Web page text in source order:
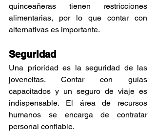
quinceañeras tienen restricciones
alimentarias, por lo que contar con
alternativas es importante.
Seguridad
Una prioridad es la seguridad de las
jovencitas. Contar con guías
capacitados y un seguro de viaje es
indispensable. El área de recursos
humanos se encarga de contratar
personal confiable.